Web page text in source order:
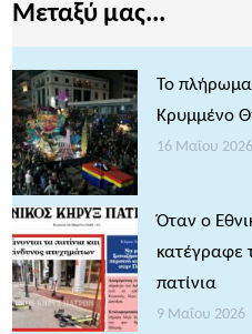
Μεταξύ μας...
Το
Κρυμμένο
16 Μαΐου 2026
Όταν ο
κατέγραφε
πατίνια
9 Μαΐου 2026